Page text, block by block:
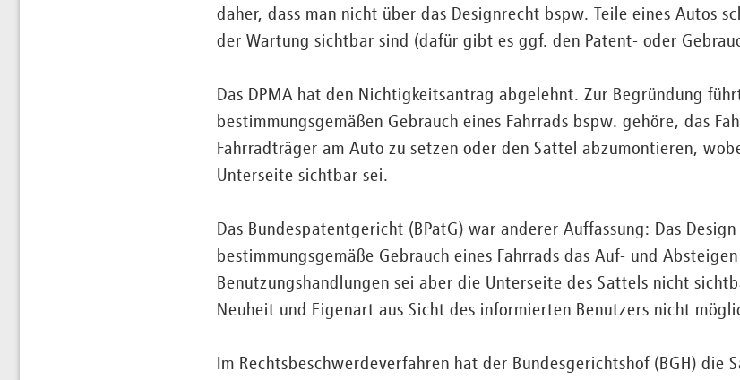
daher, dass man nicht über das Designrecht bspw. Teile eines Autos
der Wartung sichtbar sind (dafür gibt es ggf. den Patent- oder
Das DPMA hat den Nichtigkeitsantrag abgelehnt. Zur Begründung
bestimmungsgemäßen Gebrauch eines Fahrrads bspw. gehöre, das
Fahrradträger am Auto zu setzen oder den Sattel abzumontieren,
Unterseite sichtbar sei.
Das Bundespatentgericht (BPatG) war anderer Auffassung: Das
bestimmungsgemäße Gebrauch eines Fahrrads das Auf- und
Benutzungshandlungen sei aber die Unterseite des Sattels nicht
Neuheit und Eigenart aus Sicht des informierten Benutzers nicht
Im Rechtsbeschwerdeverfahren hat der Bundesgerichtshof (BGH) die